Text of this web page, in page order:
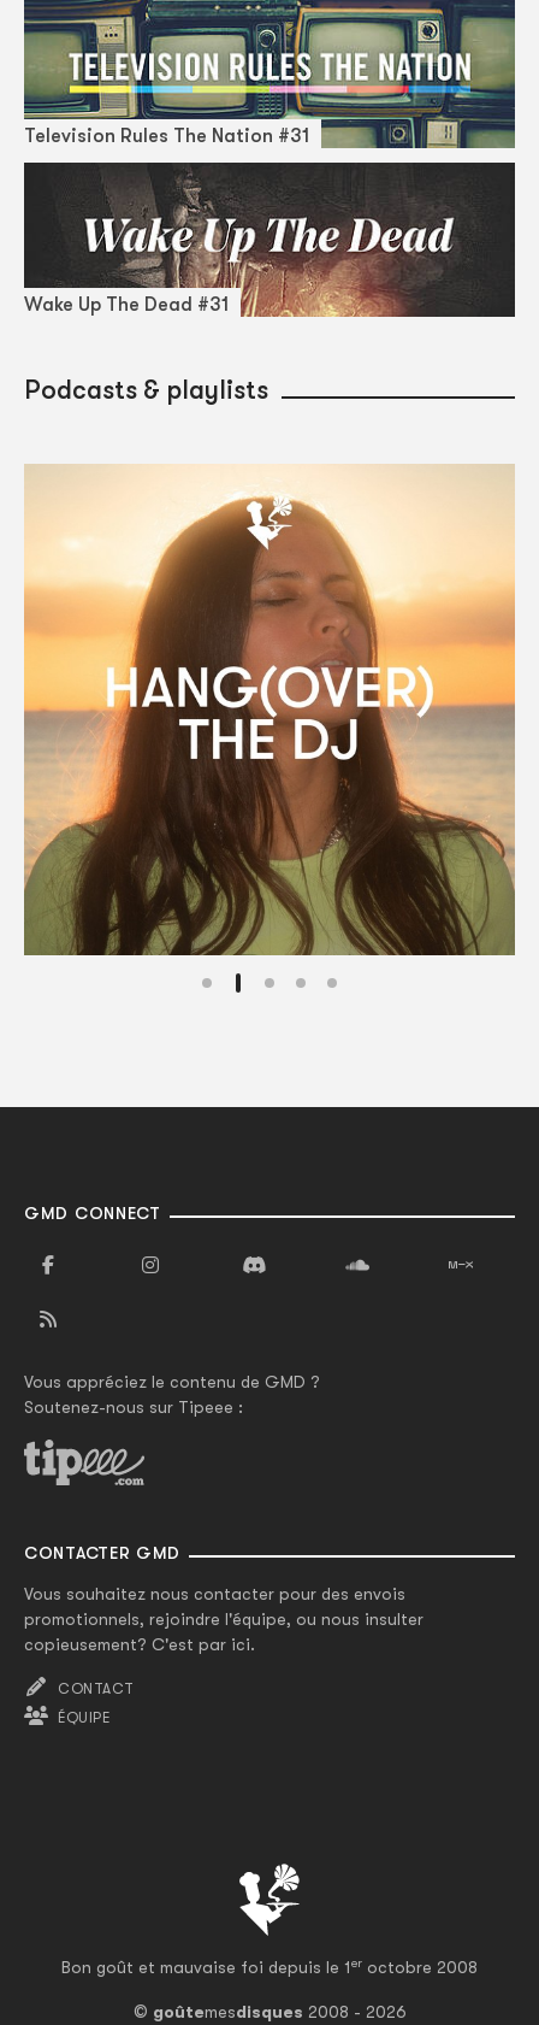
Television Rules The Nation #31
Wake Up The Dead #31
Podcasts & playlists
Bon goût et mauvaise foi depuis le 1er octobre 2008
© goûtemesdisques 2008 - 2026
GMD CONNECT
Vous appréciez le contenu de GMD ?
Soutenez-nous sur Tipeee :
CONTACTER GMD
Vous souhaitez nous contacter pour des envois
promotionnels, rejoindre l'équipe, ou nous insulter
copieusement? C'est par ici.
CONTACT
ÉQUIPE